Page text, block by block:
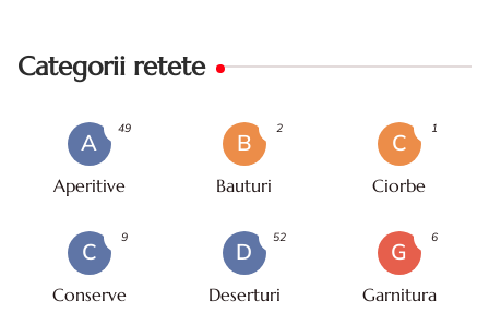
Categorii retete
A
Aperitive
49
B
Bauturi
2
C
Ciorbe
1
C
Conserve
9
D
Deserturi
52
G
Garnitura
6